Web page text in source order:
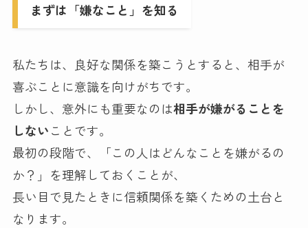
まずは「嫌なこと」を知る
私たちは、良好な関係を築こうとすると、相手が
喜ぶことに意識を向けがちです。
しかし、意外にも重要なのは相手が嫌がることを
しないことです。
最初の段階で、「この人はどんなことを嫌がるの
か？」を理解しておくことが、
長い目で見たときに信頼関係を築くための土台と
なります。